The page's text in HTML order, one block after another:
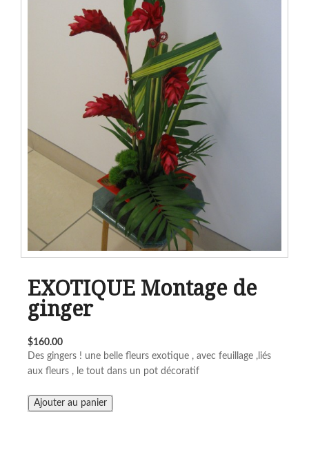
EXOTIQUE Montage de
ginger
$160.00
Des gingers ! une belle fleurs exotique , avec feuillage ,liés
aux fleurs , le tout dans un pot décoratif